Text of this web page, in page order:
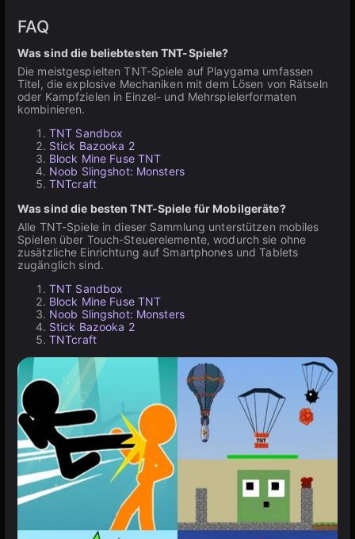
FAQ
Was sind die beliebtesten TNT-Spiele?
Die meistgespielten TNT-Spiele auf Playgama umfassen
Titel, die explosive Mechaniken mit dem Lösen von Rätseln
oder Kampfzielen in Einzel- und Mehrspielerformaten
kombinieren.
TNT Sandbox
Stick Bazooka 2
Block Mine Fuse TNT
Noob Slingshot: Monsters
TNTcraft
Was sind die besten TNT-Spiele für Mobilgeräte?
Alle TNT-Spiele in dieser Sammlung unterstützen mobiles
Spielen über Touch-Steuerelemente, wodurch sie ohne
zusätzliche Einrichtung auf Smartphones und Tablets
zugänglich sind.
TNT Sandbox
Block Mine Fuse TNT
Noob Slingshot: Monsters
Stick Bazooka 2
TNTcraft